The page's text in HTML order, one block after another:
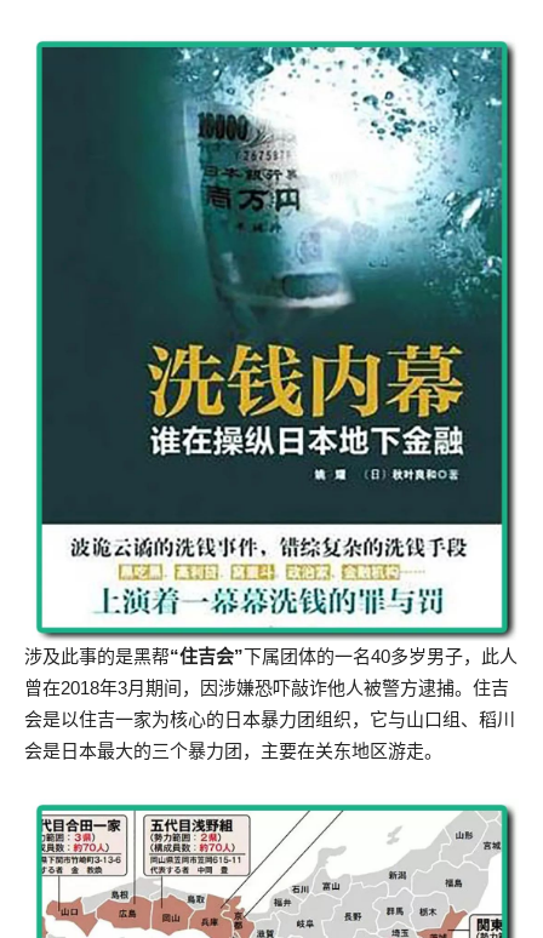
涉及此事的是黑帮“住吉会”下属团体的一名40多岁男子，此人
曾在2018年3月期间，因涉嫌恐吓敲诈他人被警方逮捕。住吉
会是以住吉一家为核心的日本暴力团组织，它与山口组、稻川
会是日本最大的三个暴力团，主要在关东地区游走。